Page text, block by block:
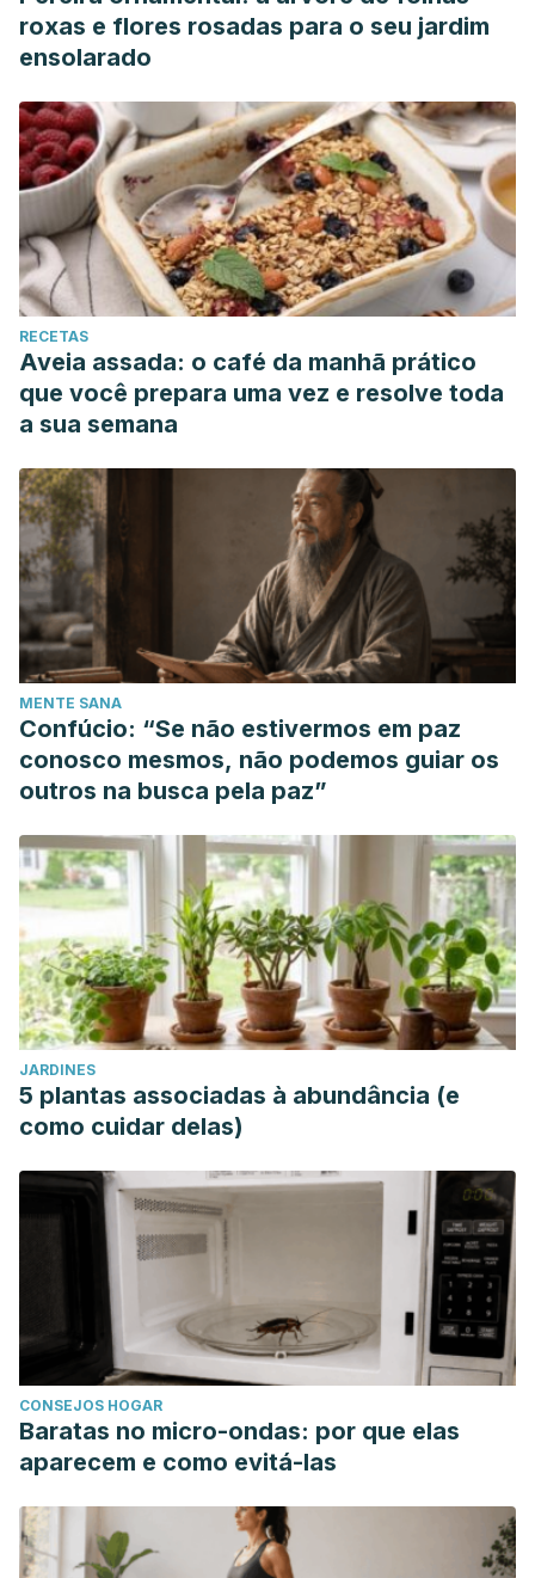
roxas e flores rosadas para o seu jardim
ensolarado
RECETAS
Aveia assada: o café da manhã prático
que você prepara uma vez e resolve toda
a sua semana
MENTE SANA
Confúcio: “Se não estivermos em paz
conosco mesmos, não podemos guiar os
outros na busca pela paz”
JARDINES
5 plantas associadas à abundância (e
como cuidar delas)
CONSEJOS HOGAR
Baratas no micro-ondas: por que elas
aparecem e como evitá-las